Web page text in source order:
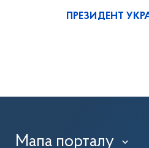
ПРЕЗИДЕНТ
Мапа порталу ›